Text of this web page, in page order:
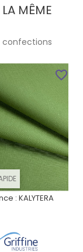
MÊME
confections
: KALYTERA
favorite_border